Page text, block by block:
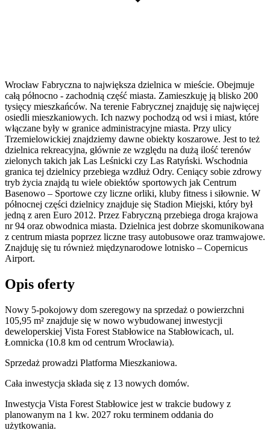
Wrocław Fabryczna to największa dzielnica w mieście. Obejmuje
całą północno - zachodnią część miasta. Zamieszkuję ją blisko 200
tysięcy mieszkańców. Na terenie Fabrycznej znajduję się najwięcej
osiedli mieszkaniowych. Ich nazwy pochodzą od wsi i miast, które
włączane były w granice administracyjne miasta. Przy ulicy
Trzemielowickiej znajdziemy dawne obiekty koszarowe. Jest to też
dzielnica rekreacyjna, głównie ze względu na dużą ilość terenów
zielonych takich jak Las Leśnicki czy Las Ratyński. Wschodnia
granica tej dzielnicy przebiega wzdłuż Odry. Ceniący sobie zdrowy
tryb życia znajdą tu wiele obiektów sportowych jak Centrum
Basenowo – Sportowe czy liczne orliki, kluby fitness i siłownie. W
północnej części dzielnicy znajduje się Stadion Miejski, który był
jedną z aren Euro 2012. Przez Fabryczną przebiega droga krajowa
nr 94 oraz obwodnica miasta. Dzielnica jest dobrze skomunikowana
z centrum miasta poprzez liczne trasy autobusowe oraz tramwajowe.
Znajduję się tu również międzynarodowe lotnisko – Copernicus
Airport.
Opis oferty
Nowy 5-pokojowy dom szeregowy na sprzedaż o powierzchni
105,95 m² znajduje się w nowo wybudowanej inwestycji
deweloperskiej Vista Forest Stabłowice na Stabłowicach, ul.
Łomnicka (10.8 km od centrum Wrocławia).
Sprzedaż prowadzi Platforma Mieszkaniowa.
Cała inwestycja składa się z 13 nowych domów.
Inwestycja Vista Forest Stabłowice jest w trakcie budowy z
planowanym na 1 kw. 2027 roku terminem oddania do
użytkowania.